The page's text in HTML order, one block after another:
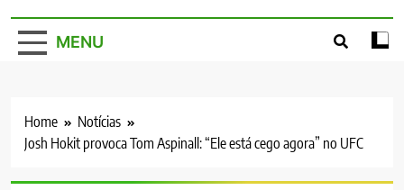
MENU
Home
Notícias
Josh Hokit provoca Tom Aspinall: “Ele está cego agora” no UFC